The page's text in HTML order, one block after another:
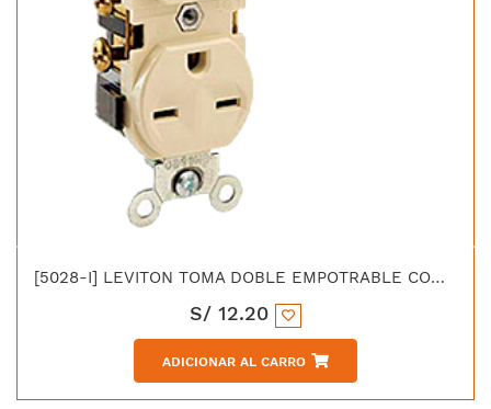
[5028-I] LEVITON TOMA DOBLE EMPOTRABLE COMERCIAL CHINO 2X15A L/T 250V MARFIL
S/ 12.20
ADICIONAR AL CARRO